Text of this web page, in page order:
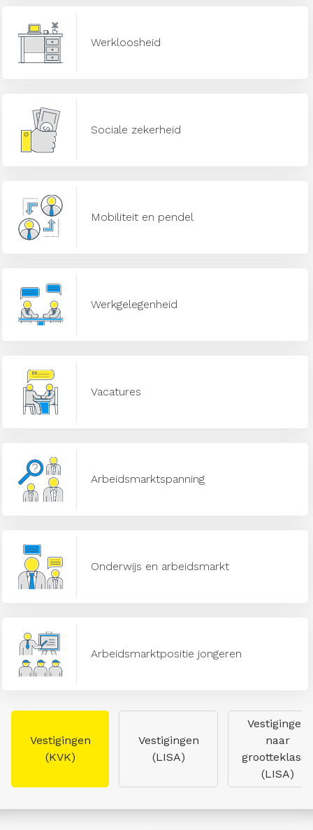
Werkloosheid
Sociale zekerheid
Mobiliteit en pendel
Werkgelegenheid
Vacatures
Arbeidsmarktspanning
Onderwijs en arbeidsmarkt
Arbeidsmarktpositie jongeren
Vestigingen
(KVK)
Vestigingen
(LISA)
Vestigingen
naar
grootteklasse
(LISA)